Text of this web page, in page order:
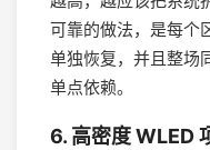
可靠的做法，是每个
单独恢复，并且整场
单点依赖。
6. 高密度 WLED